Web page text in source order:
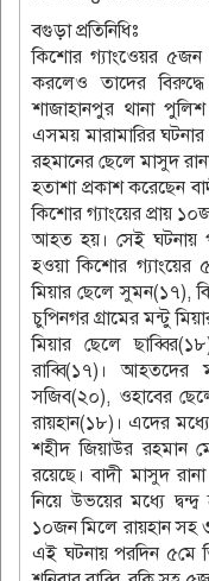
বগুড়া প্রতিনিধিঃ
কিশোর গ্যাংওেয়র ৫জন
করলেও তাদের
শাজাহানপুর থানা
এসময় মারামারির
রহমানের ছেলে মাসুদ
হতাশা প্রকাশ করেছেন
কিশোর গ্যাংয়ের প্রায়
আহত হয়। সেই ঘটনায়
হওয়া কিশোর গ্যাংয়ের
মিয়ার ছেলে সুমন(১৭),
চুপিনগর গ্রামের মন্টু
মিয়ার ছেলে
রাব্বি(১৭)। আহতদের
সজিব(২০), ওহাবের
রায়হান(১৮)। এদের
শহীদ জিয়াউর রহমান
রয়েছে। বাদী মাসুদ
নিয়ে উভয়ের মধ্যে
১০জন মিলে রায়হান
এই ঘটনায় পরদিন ৫মে